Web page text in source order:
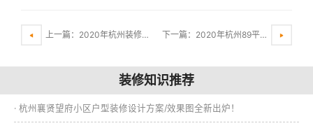
上一篇：2020年杭州装修全包多少一平方？ 下一篇：2020年杭州89平米房子户型怎么装修？
装修知识推荐
· 杭州襄贤望府小区户型装修设计方案/效果图全新出炉！